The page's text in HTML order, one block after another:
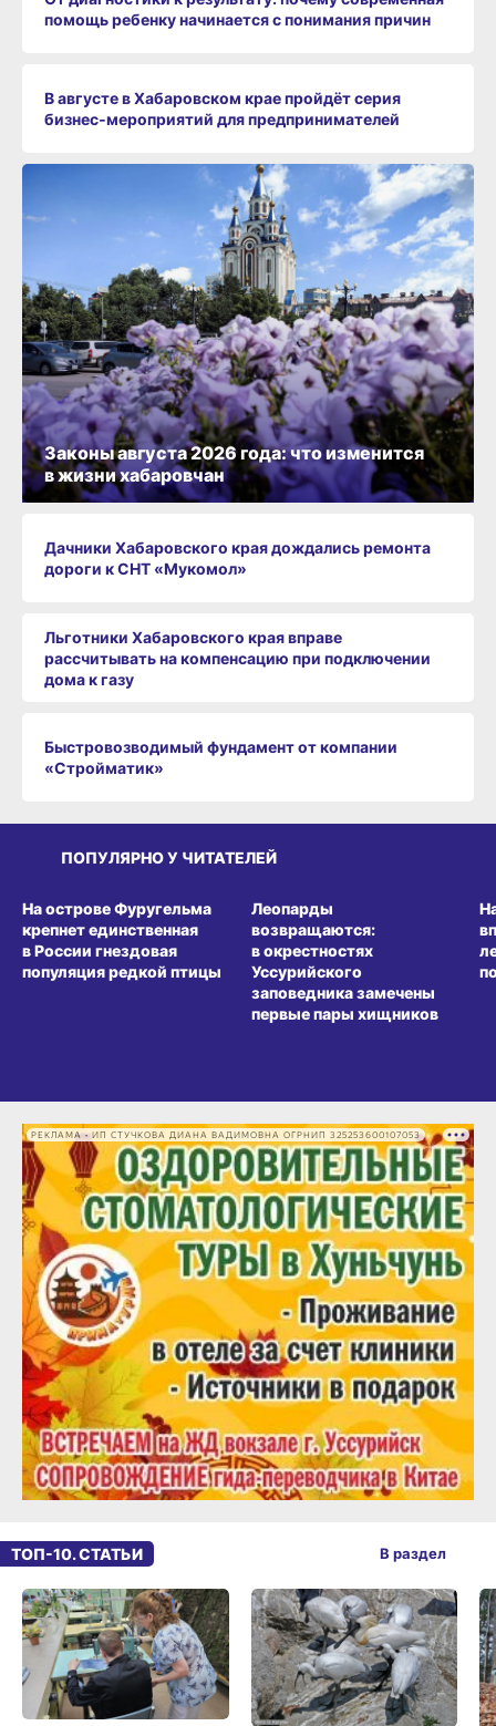
помощь ребенку начинается с понимания причин
В августе в Хабаровском крае пройдёт серия
бизнес‑мероприятий для предпринимателей
Дачники Хабаровского края дождались ремонта
дороги к СНТ «Мукомол»
Льготники Хабаровского края вправе
рассчитывать на компенсацию при подключении
дома к газу
Быстровозводимый фундамент от компании
«Стройматик»
Законы августа 2026 года: что изменится
в жизни хабаровчан
ПОПУЛЯРНО У ЧИТАТЕЛЕЙ
На острове Фуругельма
крепнет единственная
в России гнездовая
популяция редкой птицы
Леопарды
возвращаются:
в окрестностях
Уссурийского
заповедника замечены
первые пары хищников
РЕКЛАМА • ИП СТУЧКОВА ДИАНА ВАДИМОВНА ОГРНИП 325253600107053
ТОП-10. СТАТЬИ В раздел